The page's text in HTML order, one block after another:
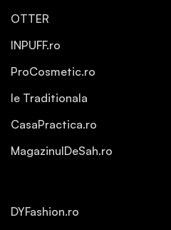
OTTER
INPUFF.ro
ProCosmetic.ro
Ie Traditionala
CasaPractica.ro
MagazinulDeSah.ro
DYFashion.ro